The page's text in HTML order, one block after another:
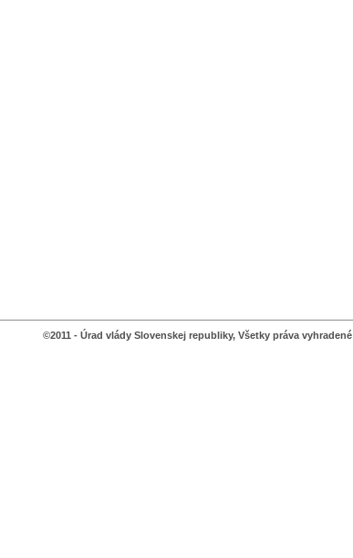
©2011 - Úrad vlády Slovenskej republiky, Všetky práva vyhradené